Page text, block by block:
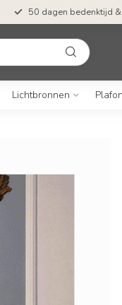
50 dagen bedenktijd
Lichtbronnen